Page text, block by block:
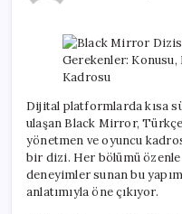
Dijital platformlarda kısa
ulaşan Black Mirror,
yönetmen ve oyuncu
bir dizi. Her bölümü özenle
deneyimler sunan bu
anlatımıyla öne çıkıyor.